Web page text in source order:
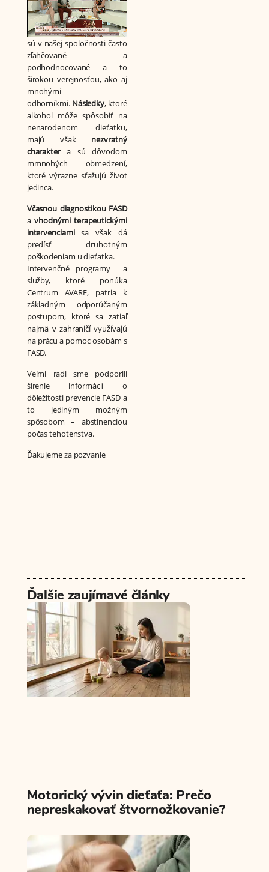
sú v našej spoločnosti často
zľahčované a
podhodnocované a to
širokou verejnosťou, ako aj
mnohými
odborníkmi. Následky, ktoré
alkohol môže spôsobiť na
nenarodenom dieťatku,
majú však nezvratný
charaktera sú dôvodom
mmnohých obmedzení,
ktoré výrazne sťažujú život
jedinca.
Včasnou diagnostikou FASD
avhodnými terapeutickými
intervenciamisa však dá
predísť druhotným
poškodeniam u dieťatka.
Intervenčné programy a
služby, ktoré ponúka
Centrum AVARE, patria k
základným odporúčaným
postupom, ktoré sa zatiaľ
najmä v zahraničí využívajú
na prácu a pomoc osobám s
FASD.
Veľmi radi sme podporili
širenie informácií o
dôležitosti prevencie FASD a
to jediným možným
spôsobom – abstinenciou
počas tehotenstva.
Ďakujeme za pozvanie
Ďalšie zaujímavé články
Motorický vývin dieťaťa: Prečo
nepreskakovať štvornožkovanie?